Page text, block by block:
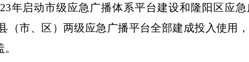
年启动市级应急广播体系平台建设和隆阳区应
（市、区 ） 两级应急广播平台全部建成投 入使用 ，
。